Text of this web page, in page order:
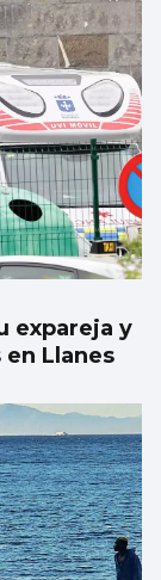
expareja y
Llanes